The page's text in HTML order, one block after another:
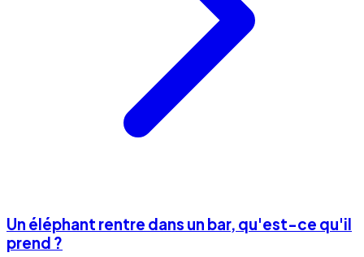
Un éléphant rentre dans un bar, qu'est-ce qu'il
prend ?